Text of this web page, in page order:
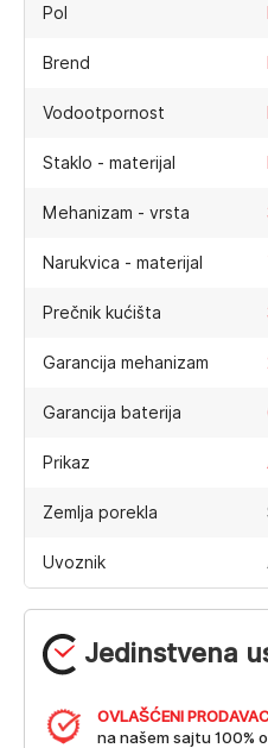
Jedinstvena
OVLAŠĆENI
na našem sajtu 100%
Pol
Brend
Vodootpornost
Staklo - materijal
Mehanizam - vrsta
Narukvica - materijal
Prečnik kućišta
Garancija mehanizam
Garancija baterija
Prikaz
Zemlja porekla
Uvoznik